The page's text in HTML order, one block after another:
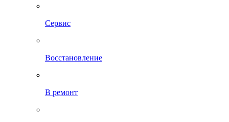
Сервис
Восстановление
В ремонт